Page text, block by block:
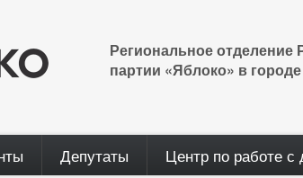
Региональное отделение
партии «Яблоко» в
Депутаты Центр по работе